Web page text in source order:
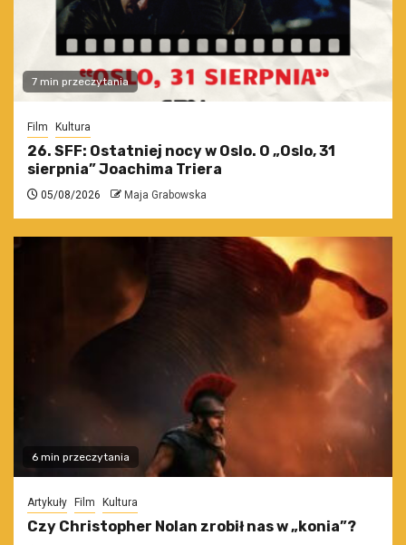
7 min przeczytania
Film Kultura
26. SFF: Ostatniej nocy w Oslo. O „Oslo, 31
sierpnia” Joachima Triera
05/08/2026 Maja Grabowska
6 min przeczytania
Artykuły Film Kultura
Czy Christopher Nolan zrobił nas w „konia”?